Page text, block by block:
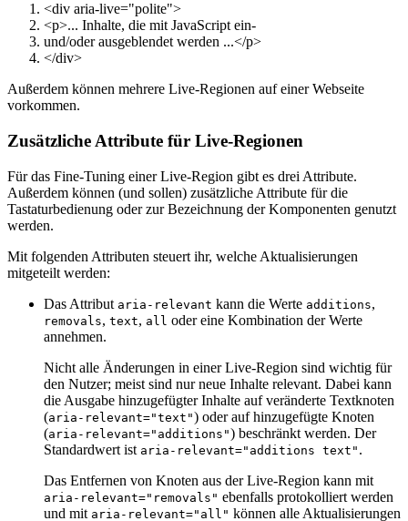
<div aria-live="polite">
<p>... Inhalte, die mit JavaScript ein-
und/oder ausgeblendet werden ...</p>
</div>
Außerdem können mehrere Live-Regionen auf einer Webseite
vorkommen.
Zusätzliche Attribute für Live-Regionen
Für das Fine-Tuning einer Live-Region gibt es drei Attribute.
Außerdem können (und sollen) zusätzliche Attribute für die
Tastaturbedienung oder zur Bezeichnung der Komponenten genutzt
werden.
Mit folgenden Attributen steuert ihr, welche Aktualisierungen
mitgeteilt werden:
Das Attribut aria-relevant kann die Werte additions,
removals, text, all oder eine Kombination der Werte
annehmen.
Nicht alle Änderungen in einer Live-Region sind wichtig für
den Nutzer; meist sind nur neue Inhalte relevant. Dabei kann
die Ausgabe hinzugefügter Inhalte auf veränderte Textknoten
(aria-relevant="text") oder auf hinzugefügte Knoten
(aria-relevant="additions") beschränkt werden. Der
Standardwert ist aria-relevant="additions text" .
Das Entfernen von Knoten aus der Live-Region kann mit
aria-relevant="removals" ebenfalls protokolliert werden
und mit aria-relevant="all" können alle Aktualisierungen